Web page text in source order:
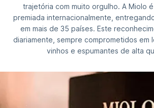
trajetória com muito orgulho. A Miolo
premiada internacionalmente,
em mais de 35 países. Este
diariamente, sempre comprometidos em
vinhos e espumantes de alta